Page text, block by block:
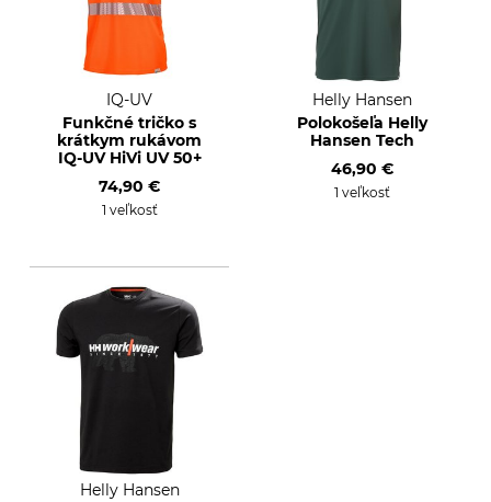
IQ-UV
Funkčné tričko s
krátkym rukávom
IQ-UV HiVi UV 50+
74,90 €
1 veľkosť
Helly Hansen
Polokošeľa Helly
Hansen Tech
46,90 €
1 veľkosť
Helly Hansen